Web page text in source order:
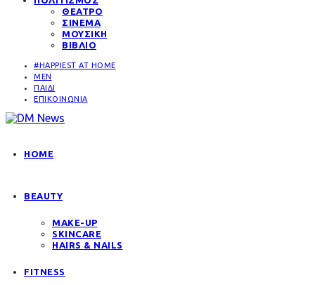
ΘΕΑΤΡΟ
ΣΙΝΕΜΑ
ΜΟΥΣΙΚΗ
ΒΙΒΛΙΟ
#HAPPIEST AT HOME
MEN
ΠΑΙΔΙ
ΕΠΙΚΟΙΝΩΝΙΑ
HOME
BEAUTY
MAKE-UP
SKINCARE
HAIRS & NAILS
FITNESS